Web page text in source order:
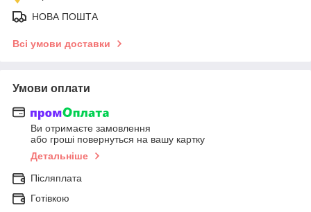
НОВА ПОШТА
Всі умови доставки
Умови оплати
Ви отримаєте замовлення
або гроші повернуться на вашу картку
Детальніше
Післяплата
Готівкою